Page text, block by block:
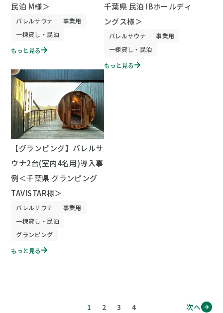
民泊 M様＞
バレルサウナ
事業用
一棟貸し・民泊
もっと見る
千葉県 民泊 IBホールディ
ングス様＞
バレルサウナ
事業用
一棟貸し・民泊
もっと見る
【グランピング】バレルサ
ウナ2台(室内4名用)導入事
例＜千葉県 グランピング
TAVISTAR様＞
バレルサウナ
事業用
一棟貸し・民泊
グランピング
もっと見る
1 2 3 4 次へ